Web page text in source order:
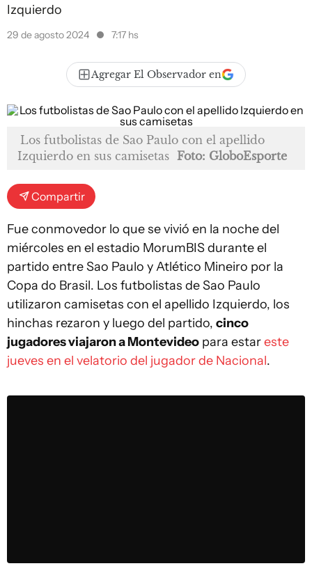
Izquierdo
29 de agosto 2024 7:17 hs
Agregar El Observador en
Los futbolistas de Sao Paulo con el apellido
Izquierdo en sus camisetas Foto: GloboEsporte
Compartir
Fue conmovedor lo que se vivió en la noche del
miércoles en el estadio MorumBIS durante el
partido entre Sao Paulo y Atlético Mineiro por la
Copa do Brasil. Los futbolistas de Sao Paulo
utilizaron camisetas con el apellido Izquierdo, los
hinchas rezaron y luego del partido, cinco
jugadores viajaron a Montevideo para estareste
jueves en el velatorio del jugador de Nacional.